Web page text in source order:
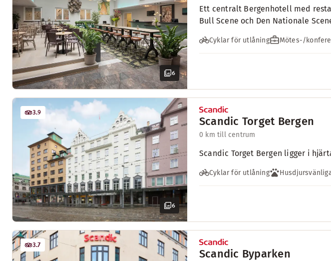
6
Ett centralt Bergenhotell med
Bull Scene och Den Nationale
Cyklar för utlåning Mötes-/
6
3.9
Scandic Torget Bergen
0 km till centrum
Scandic Torget Bergen ligger i
Cyklar för utlåning
3.7
Scandic Byparken